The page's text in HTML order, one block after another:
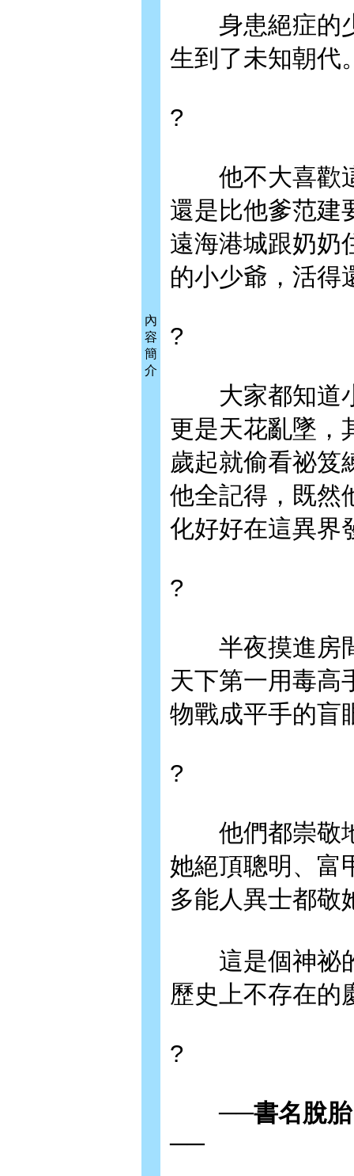
內
容
簡
介
身患絕症的少
生到了未知朝代
?
他不大喜歡這
還是比他爹范建
遠海港城跟奶奶
的小少爺，活得
?
大家都知道小
更是天花亂墜，
歲起就偷看祕笈
他全記得，既然
化好好在這異界
?
半夜摸進房間
天下第一用毒高
物戰成平手的盲
?
他們都崇敬地
她絕頂聰明、富
多能人異士都
這是個神祕的
歷史上不存在的
?
──書名脫胎
──